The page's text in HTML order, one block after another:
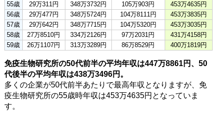
55歳
29万311円 348万3732円 105万903円
453万4635円
56歳
29万477円 348万5724円 104万8111円
453万3835円
57歳
29万642円 348万7715円 104万5320円
453万3035円
58歳
27万8510円 334万2126円 97万2031円
431万4158円
59歳
26万1107円 313万3289円 86万8529円 400万1819円
免疫生物研究所の50代前半の平均年収は447万8861円、50
代後半の平均年収は438万3496円。
多くの企業が50代前半あたりで最高年収となりますが、免
疫生物研究所の55歳時年収は453万4635円となっていま
す。